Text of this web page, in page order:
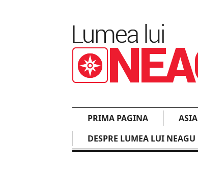
PRIMA PAGINA ASIA
DESPRE LUMEA LUI NEAGU